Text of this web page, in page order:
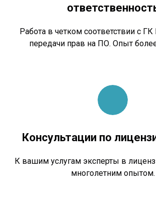
Работа в четком соответствии с
передачи прав на ПО. Опыт
Консультации по
К вашим услугам эксперты в
многолетним опытом.